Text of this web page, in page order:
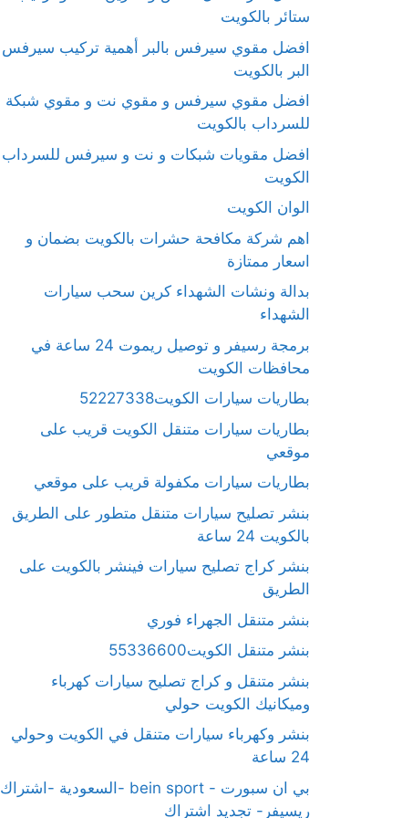
ستائر بالكويت
افضل مقوي سيرفس بالبر أهمية تركيب سيرفس
البر بالكويت
افضل مقوي سيرفس و مقوي نت و مقوي شبكة
للسرداب بالكويت
افضل مقويات شبكات و نت و سيرفس للسرداب
الكويت
الوان الكويت
اهم شركة مكافحة حشرات بالكويت بضمان و
اسعار ممتازة
بدالة ونشات الشهداء كرين سحب سيارات
الشهداء
برمجة رسيفر و توصيل ريموت 24 ساعة في
محافظات الكويت
بطاريات سيارات الكويت52227338
بطاريات سيارات متنقل الكويت قريب على
موقعي
بطاريات سيارات مكفولة قريب على موقعي
بنشر تصليح سيارات متنقل متطور على الطريق
بالكويت 24 ساعة
بنشر كراج تصليح سيارات فينشر بالكويت على
الطريق
بنشر متنقل الجهراء فوري
بنشر متنقل الكويت55336600
بنشر متنقل و كراج تصليح سيارات كهرباء
وميكانيك الكويت حولي
بنشر وكهرباء سيارات متنقل في الكويت وحولي
24 ساعة
بي ان سبورت - bein sport -السعودية -اشتراك
ريسيفر- تجديد اشتراك